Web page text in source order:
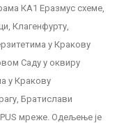
КА1 Еразмус схеме,
Клагенфурту,
у Кракову
Саду у оквиру
у Кракову
Братислави
мреже. Одељење је